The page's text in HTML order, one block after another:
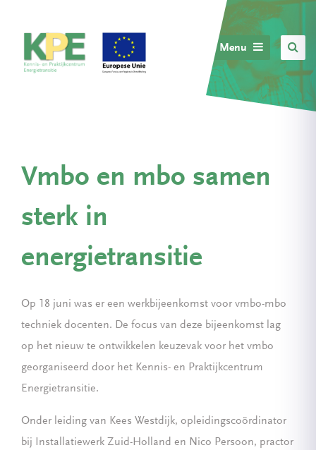
Menu
Vmbo en mbo samen
sterk in
energietransitie
Op 18 juni was er een werkbijeenkomst voor vmbo-mbo
techniek docenten. De focus van deze bijeenkomst lag
op het nieuw te ontwikkelen keuzevak voor het vmbo
georganiseerd door het Kennis- en Praktijkcentrum
Energietransitie.
Onder leiding van Kees Westdijk, opleidingscoördinator
bij Installatiewerk Zuid-Holland en Nico Persoon, practor